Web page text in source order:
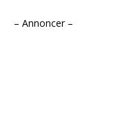
– Annoncer –